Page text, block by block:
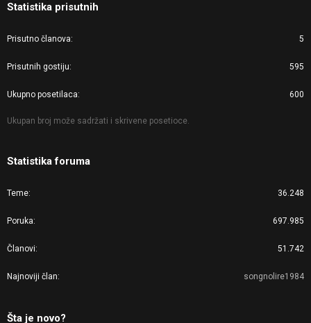
Statistika prisutnih
Prisutno članova 5
Prisutnih gostiju 595
Ukupno posetilaca 600
Ukupan broj može sadržati i skrivene posetioce.
Statistika foruma
Teme 36.248
Poruka 697.985
Članovi 51.742
Najnoviji član songnolire1984
Šta je novo?